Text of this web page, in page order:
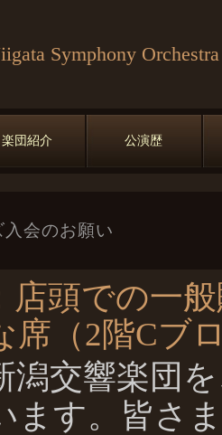
Symphony Orchestra
楽団紹介 公演歴
会のお願い
店頭での一
席（2階Cブ
潟交響楽団
ます。皆さ